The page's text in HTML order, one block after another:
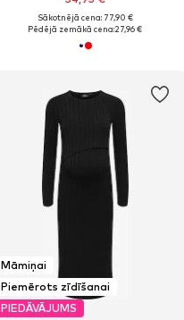
Sākotnējā cena: 77,90 €
Pēdējā zemākā cena:27,96 €
Māmiņai
Piemērots zīdīšanai
PIEDĀVĀJUMS